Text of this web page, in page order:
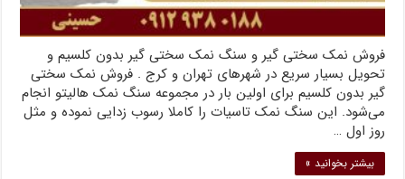
فروش نمک سختی گیر و سنگ نمک سختی گیر بدون کلسیم و
تحویل بسیار سریع در شهرهای تهران و کرج . فروش نمک سختی
گیر بدون کلسیم برای اولین بار در مجموعه سنگ نمک هالیتو انجام
می‌شود. این سنگ نمک تاسیات را کاملا رسوب زدایی نموده و مثل
روز اول …
بیشتر بخوانید »